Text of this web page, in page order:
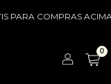
COMPRAS ACIMA DE
0